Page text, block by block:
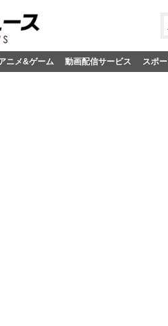
ニメ&ゲーム 動画配信サービス スポ